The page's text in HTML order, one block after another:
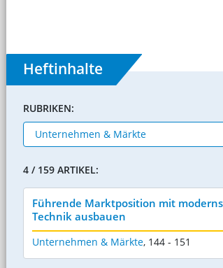
Heftinhalte
RUBRIKEN:
4 / 159 ARTIKEL:
Führende Marktposition mit
Technik ausbauen
Unternehmen & Märkte, 144 - 151